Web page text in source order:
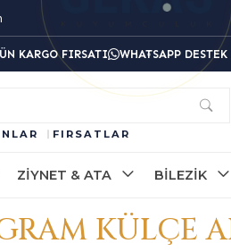
KARGO FIRSATI WHATSAPP
FIRSATLAR
ZIYNET & ATA BILEZIK
KÜLÇE